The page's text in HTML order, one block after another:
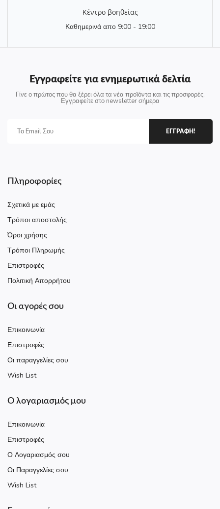
Κέντρο βοηθείας
Καθημερινά απο 9:00 - 19:00
Εγγραφείτε για ενημερωτικά δελτία
Γίνε ο πρώτος που θα ξέρει όλα τα νέα προϊόντα και τις προσφορές.
Εγγραφείτε στο newsletter σήμερα
ΕΓΓΡΑΦΗ!
Πληροφορίες
Σχετικά με εμάς
Τρόποι αποστολής
Όροι χρήσης
Τρόποι Πληρωμής
Επιστροφές
Πολιτική Απορρήτου
Οι αγορές σου
Επικοινωνία
Επιστροφές
Οι παραγγελίες σου
Wish List
Ο λογαριασμός μου
Επικοινωνία
Επιστροφές
Ο Λογαριασμός σου
Οι Παραγγελίες σου
Wish List